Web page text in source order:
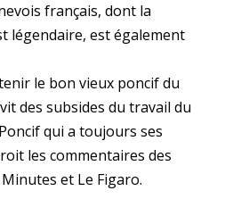
français, dont la
légendaire, est également
le bon vieux poncif du
des subsides du travail du
qui a toujours ses
les commentaires des
et Le Figaro.